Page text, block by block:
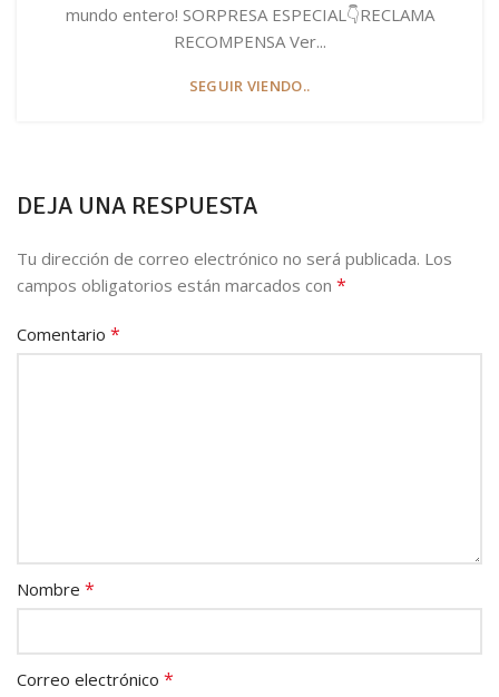
mundo entero! SORPRESA ESPECIAL👇RECLAMA
RECOMPENSA Ver...
SEGUIR VIENDO..
DEJA UNA RESPUESTA
Tu dirección de correo electrónico no será publicada. Los
campos obligatorios están marcados con *
Comentario *
Nombre *
Correo electrónico *